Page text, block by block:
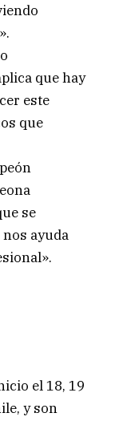
que hay
este
que
se
ayuda
el 18, 19
y son